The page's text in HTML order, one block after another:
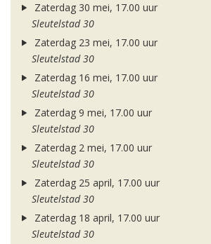
Zaterdag 30 mei, 17.00 uur
Sleutelstad 30
Zaterdag 23 mei, 17.00 uur
Sleutelstad 30
Zaterdag 16 mei, 17.00 uur
Sleutelstad 30
Zaterdag 9 mei, 17.00 uur
Sleutelstad 30
Zaterdag 2 mei, 17.00 uur
Sleutelstad 30
Zaterdag 25 april, 17.00 uur
Sleutelstad 30
Zaterdag 18 april, 17.00 uur
Sleutelstad 30